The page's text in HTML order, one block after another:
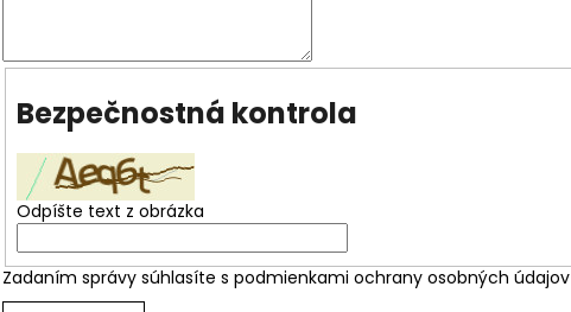
Bezpečnostná kontrola
Odpíšte text z obrázka
Zadaním správy súhlasíte s podmienkami ochrany osobných údajov